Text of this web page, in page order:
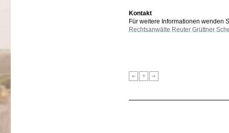
Kontakt
Für weitere Informationen wenden
Rechtsanwälte Reuter Grüttner